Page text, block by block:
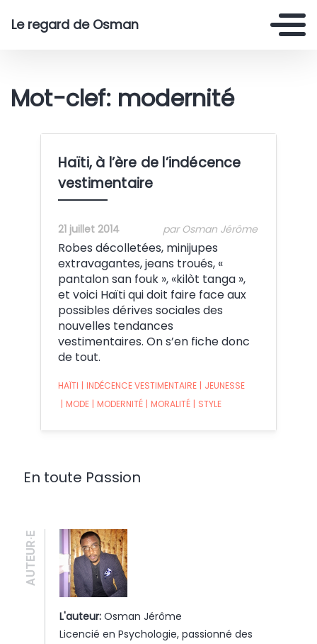
Le regard de Osman
Mot-clef: modernité
Haïti, à l’ère de l’indécence
vestimentaire
21 juillet 2014 par Osman Jérôme
Robes décolletées, minijupes
extravagantes, jeans troués, «
pantalon san fouk », «kilòt tanga »,
et voici Haïti qui doit faire face aux
possibles dérives sociales des
nouvelles tendances
vestimentaires. On s’en fiche donc
de tout.
HAÏTI | INDÉCENCE VESTIMENTAIRE | JEUNESSE
| MODE | MODERNITÉ | MORALITÉ | STYLE
En toute Passion
AUTEUR·E
L'auteur: Osman Jérôme
Licencié en Psychologie, passionné des